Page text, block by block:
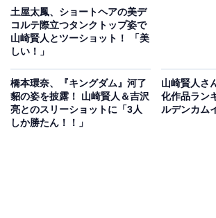
土屋太鳳、ショートヘアの美デ
コルテ際立つタンクトップ姿で
山崎賢人とツーショット！ 「美
しい！」
橋本環奈、『キングダム』河了
貂の姿を披露！ 山崎賢人＆吉沢
亮とのスリーショットに「3人
しか勝たん！！」
山崎賢人さ
化作品ラン
ルデンカム